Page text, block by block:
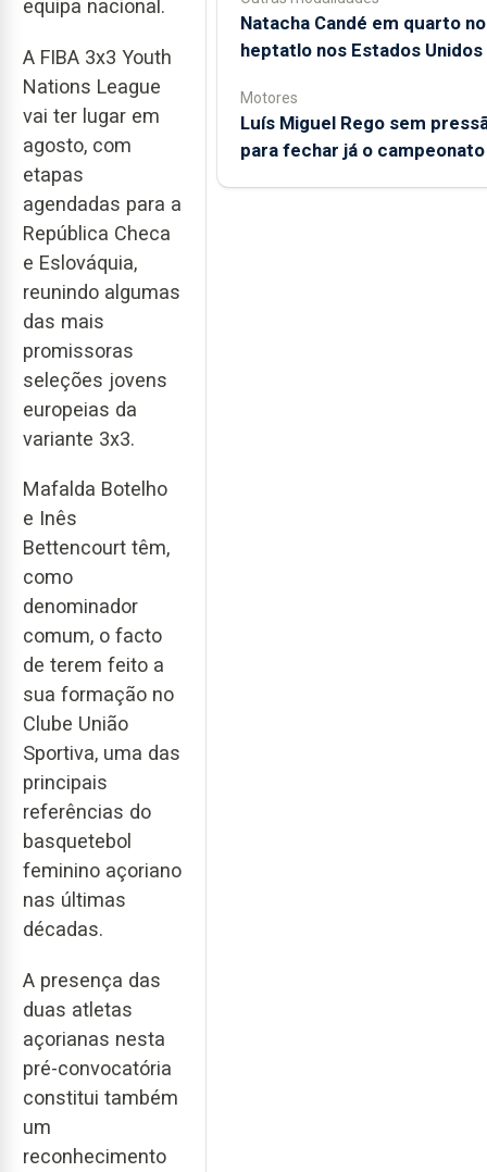
equipa nacional.
A FIBA 3x3 Youth
Nations League
vai ter lugar em
agosto, com
etapas
agendadas para a
República Checa
e Eslováquia,
reunindo algumas
das mais
promissoras
seleções jovens
europeias da
variante 3x3.
Mafalda Botelho
e Inês
Bettencourt têm,
como
denominador
comum, o facto
de terem feito a
sua formação no
Clube União
Sportiva, uma das
principais
referências do
basquetebol
feminino açoriano
nas últimas
décadas.
A presença das
duas atletas
açorianas nesta
pré-convocatória
constitui também
um
reconhecimento
Natacha Candé em quarto no
heptatlo nos Estados Unidos
Motores
Luís Miguel Rego sem
para fechar já o campeonato